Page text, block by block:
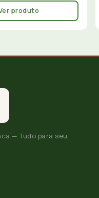
produto
— Tudo para seu